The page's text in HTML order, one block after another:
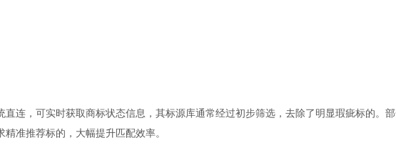
直连，可实时获取商标状态信息，其标源库通常经过初步筛选，去除了明显瑕疵标的。
准推荐标的，大幅提升匹配效率。